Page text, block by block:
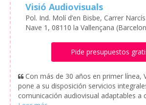
Visió Audiovisuals
Pol. Ind. Molí d’en Bisbe, Carrer
Nave 1, 08110 la Vallençana
Pide presupuestos
Con más de 30 años en primer línea,
pone a su disposición servicios
comunicación audiovisual adaptables a